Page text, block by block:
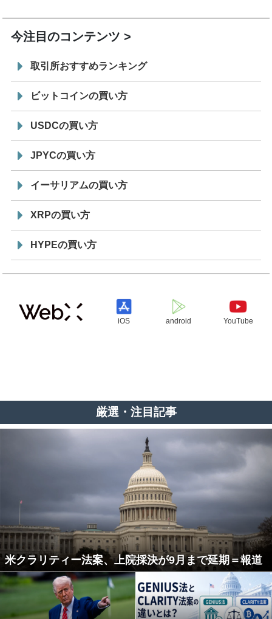
今注目のコンテンツ
取引所おすすめランキング
ビットコインの買い方
USDCの買い方
JPYCの買い方
イーサリアムの買い方
XRPの買い方
HYPEの買い方
iOS android YouTube
厳選・注目記事
米クラリティー法案、上院採決が9月まで延期＝報道